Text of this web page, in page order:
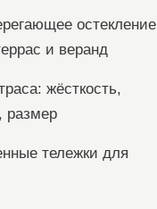
остекление
и веранд
жёсткость,
размер
тележки для